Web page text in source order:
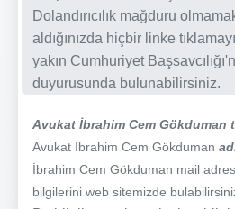
Dolandırıcılık mağduru
aldığınızda hiçbir linke
yakın Cumhuriyet
duyurusunda bulunabilirsiniz.
Avukat İbrahim Cem Gökduman
Avukat İbrahim Cem Gökduman
İbrahim Cem Gökduman mail
bilgilerini web sitemizde